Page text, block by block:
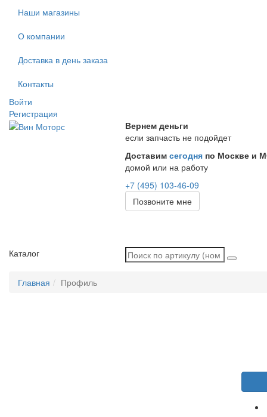
Наши магазины
О компании
Доставка в день заказа
Контакты
Войти
Регистрация
Вернем деньги
если запчасть не подойдет
Доставим сегодня по Москве и
домой или на работу
+7 (495) 103-46-09
Позвоните мне
Каталог
Главная Профиль